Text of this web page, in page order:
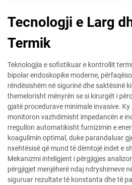
Tecnologji e Larg
Termik
Teknologjia e sofistikuar e kontrollit
bipolar endoskopike moderne,
rëndësishëm në sigurinë dhe saktësinë
themelorisht mënyrën se si kirurgët i
gjatë procedurave minimale invasive.
monitoron vazhdimisht impedancën e
rregullon automatikisht furnizimin e
koagulimin optimal, duke parandaluar
nxehtësisë që mund të dëmtojë indet e
Mekanizmi inteligjent i përgjigjes
përgjigjet menjëherë ndaj ndryshimeve
siguruar rezultate të konstanta dhe të